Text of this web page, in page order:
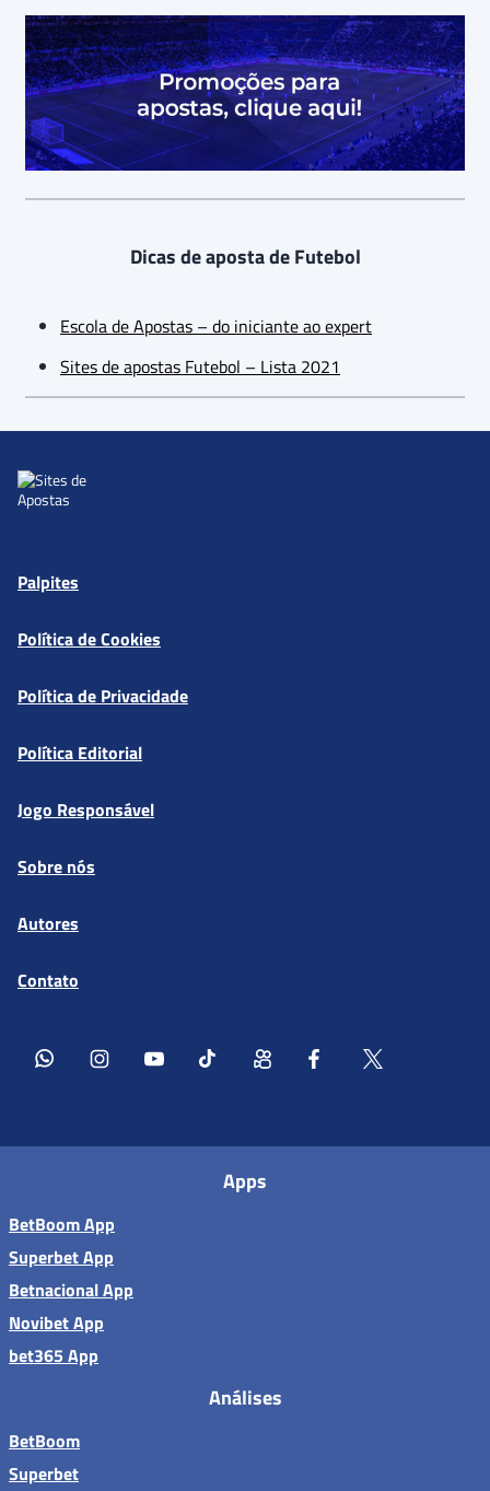
Dicas de aposta de Futebol
Escola de Apostas – do iniciante ao expert
Sites de apostas Futebol – Lista 2021
Palpites
Política de Cookies
Política de Privacidade
Política Editorial
Jogo Responsável
Sobre nós
Autores
Contato
Apps
BetBoom App
Superbet App
Betnacional App
Novibet App
bet365 App
Análises
BetBoom
Superbet